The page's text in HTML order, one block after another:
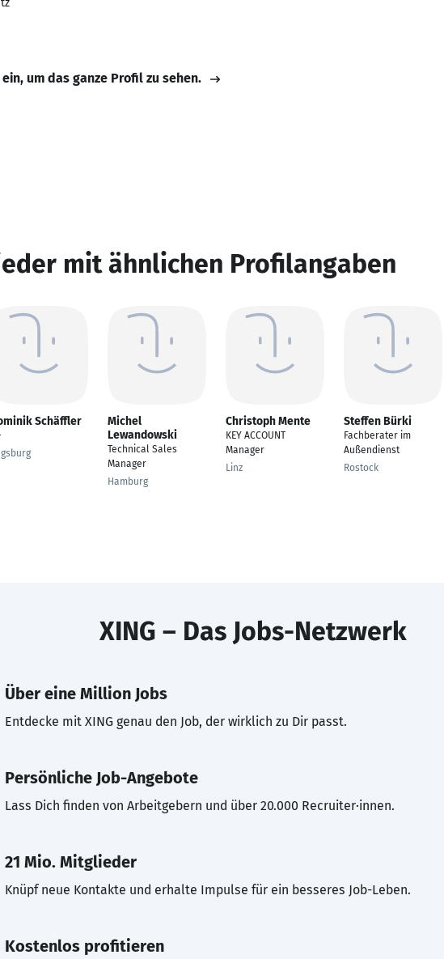
um das ganze Profil zu sehen.
mit ähnlichen Profilangaben
Schäffler
Michel
Lewandowski
Technical Sales
Manager
Hamburg
Christoph Mente
KEY ACCOUNT
Manager
Linz
Steffen Bürki
Fachberater im
Außendienst
Rostock
XING – Das Jobs-Netzwerk
Über eine Million Jobs
Entdecke mit XING genau den Job, der wirklich zu Dir passt.
Persönliche Job-Angebote
Lass Dich finden von Arbeitgebern und über 20.000 Recruiter·innen.
21 Mio. Mitglieder
Knüpf neue Kontakte und erhalte Impulse für ein besseres Job-Leben.
Kostenlos profitieren